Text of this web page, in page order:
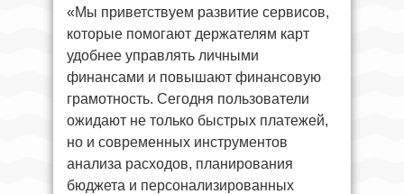
«Мы приветствуем развитие сервисов,
которые помогают держателям карт
удобнее управлять личными
финансами и повышают финансовую
грамотность. Сегодня пользователи
ожидают не только быстрых платежей,
но и современных инструментов
анализа расходов, планирования
бюджета и персонализированных